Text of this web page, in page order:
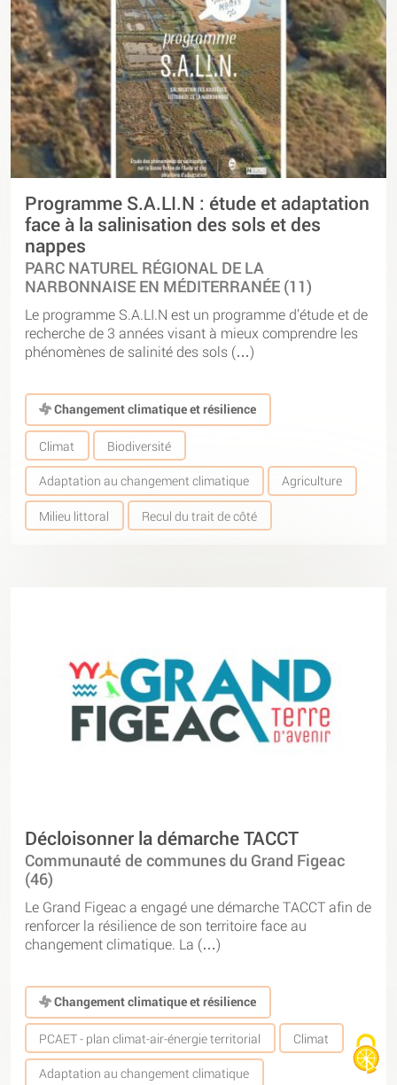
Programme S.A.LI.N : étude et adaptation
face à la salinisation des sols et des
nappes
PARC NATUREL RÉGIONAL DE LA
NARBONNAISE EN MÉDITERRANÉE (11)
Le programme S.A.LI.N est un programme d’étude et de
recherche de 3 années visant à mieux comprendre les
phénomènes de salinité des sols (…)
Changement climatique et résilience
Climat Biodiversité
Adaptation au changement climatique Agriculture
Milieu littoral Recul du trait de côté
Décloisonner la démarche TACCT
Communauté de communes du Grand Figeac
(46)
Le Grand Figeac a engagé une démarche TACCT afin de
renforcer la résilience de son territoire face au
changement climatique. La (…)
Changement climatique et résilience
PCAET - plan climat-air-énergie territorial Climat
Adaptation au changement climatique